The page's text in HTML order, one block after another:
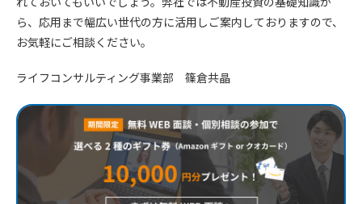
ら、応用まで幅広い世代の方に活用しご案内しておりますので、
お気軽にご相談ください。
ライフコンサルティング事業部 篠倉共晶